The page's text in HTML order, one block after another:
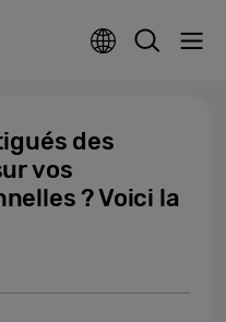
des
vos
? Voici la